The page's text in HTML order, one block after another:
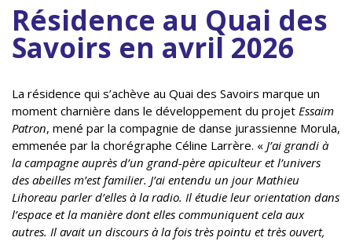
Résidence au Quai des
Savoirs en avril 2026
La résidence qui s’achève au Quai des Savoirs marque un
moment charnière dans le développement du projet Essaim
Patron, mené par la compagnie de danse jurassienne Morula,
emmenée par la chorégraphe Céline Larrère. « J’ai grandi à
la campagne auprès d’un grand-père apiculteur et l’univers
des abeilles m’est familier. J’ai entendu un jour Mathieu
Lihoreau parler d’elles à la radio. Il étudie leur orientation dans
l’espace et la manière dont elles communiquent cela aux
autres. Il avait un discours à la fois très pointu et très ouvert,